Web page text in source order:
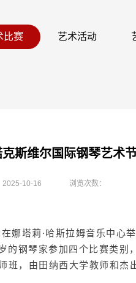
比赛 艺术活动
斯维尔国际钢琴艺术
2025-10-16 浏览次数：
娜塔莉·哈斯拉姆音乐中心
钢琴家参加四个比赛类别
，由田纳西大学教师和杰